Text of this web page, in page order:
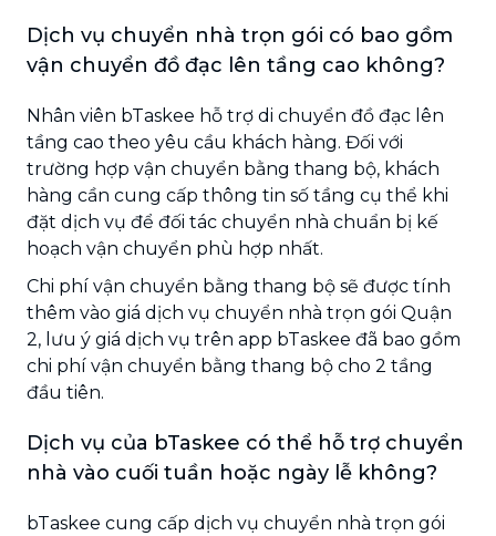
Dịch vụ chuyển nhà trọn gói có bao gồm
vận chuyển đồ đạc lên tầng cao không?
Nhân viên bTaskee hỗ trợ di chuyển đồ đạc lên
tầng cao theo yêu cầu khách hàng. Đối với
trường hợp vận chuyển bằng thang bộ, khách
hàng cần cung cấp thông tin số tầng cụ thể khi
đặt dịch vụ để đối tác chuyển nhà chuẩn bị kế
hoạch vận chuyển phù hợp nhất.
Chi phí vận chuyển bằng thang bộ sẽ được tính
thêm vào giá dịch vụ chuyển nhà trọn gói Quận
2, lưu ý giá dịch vụ trên app bTaskee đã bao gồm
chi phí vận chuyển bằng thang bộ cho 2 tầng
đầu tiên.
Dịch vụ của bTaskee có thể hỗ trợ chuyển
nhà vào cuối tuần hoặc ngày lễ không?
bTaskee cung cấp dịch vụ chuyển nhà trọn gói